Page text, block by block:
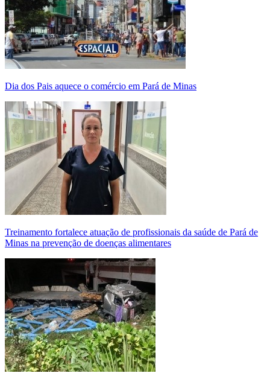
Dia dos Pais aquece o comércio em Pará de Minas
Treinamento fortalece atuação de profissionais da saúde de Pará de
Minas na prevenção de doenças alimentares